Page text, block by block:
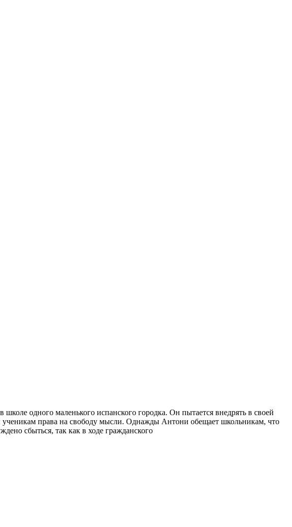
одного маленького испанского городка. Он пытается внедрять в своей
ученикам права на свободу мысли. Однажды Антони обещает школьникам, что
сбыться, так как в ходе гражданского